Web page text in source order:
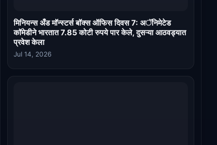
मिनियन्स अँड मॉन्स्टर्स बॉक्स ऑफिस दिवस 7: अॅनिमेटेड
कॉमेडीने भारतात 7.85 कोटी रुपये पार केले, दुसऱ्या आठवड्यात
प्रवेश केला
Jul 14, 2026